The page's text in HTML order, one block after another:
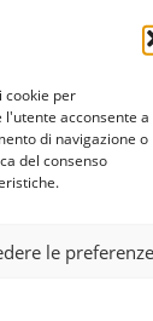
cookie per
acconsente a
di navigazione o
del consenso
le preferenze